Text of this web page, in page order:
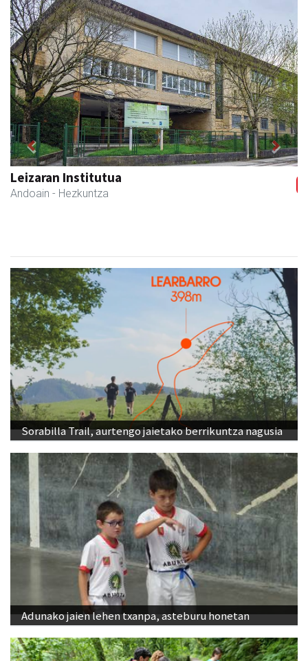
Leizaran Institutua
Andoain - Hezkuntza
Previous Next
Sorabilla Trail, aurtengo jaietako berrikuntza nagusia
Adunako jaien lehen txanpa, asteburu honetan